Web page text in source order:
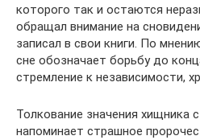
которого так и остаются
обращал внимание на
записал в свои книги. По
сне обозначает борьбу до
стремление к независимости,
Толкование значения хищника
напоминает страшное